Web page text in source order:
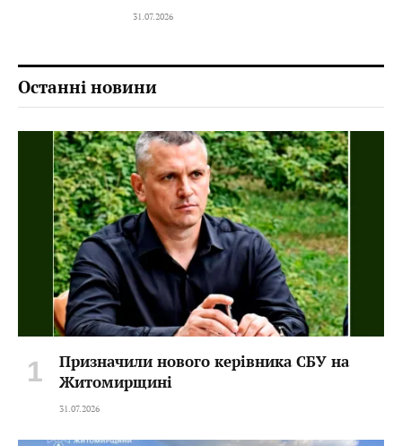
31.07.2026
Останні новини
Призначили нового керівника СБУ на
Житомирщині
31.07.2026